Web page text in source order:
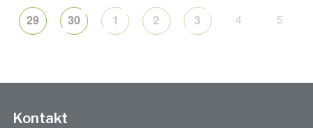
29 30 1 2 3 4 5
Kontakt